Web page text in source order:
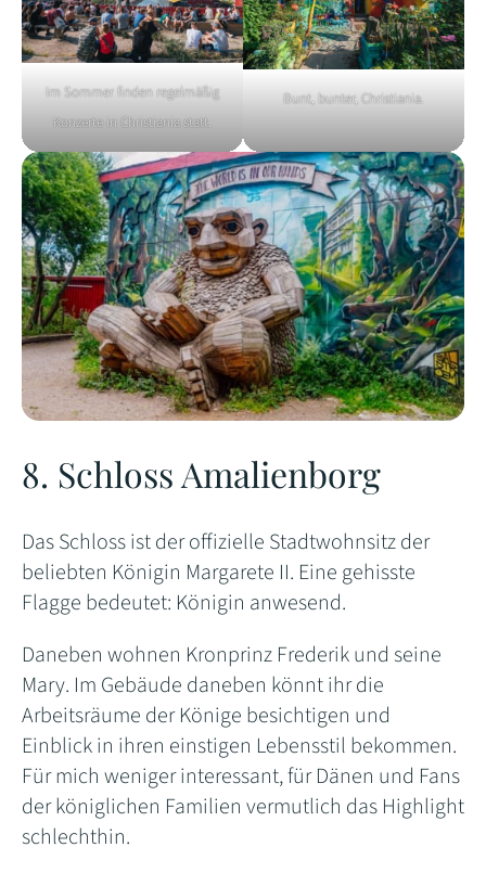
Im Sommer finden regelmäßig
Konzerte in Christiania statt.
Bunt, bunter, Christiania.
8. Schloss Amalienborg
Das Schloss ist der offizielle Stadtwohnsitz der
beliebten Königin Margarete II. Eine gehisste
Flagge bedeutet: Königin anwesend.
Daneben wohnen Kronprinz Frederik und seine
Mary. Im Gebäude daneben könnt ihr die
Arbeitsräume der Könige besichtigen und
Einblick in ihren einstigen Lebensstil bekommen.
Für mich weniger interessant, für Dänen und Fans
der königlichen Familien vermutlich das Highlight
schlechthin.